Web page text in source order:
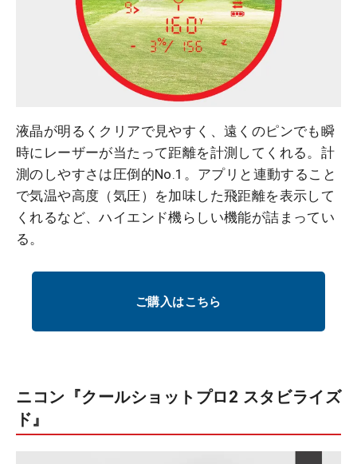
液晶が明るくクリアで見やすく、遠くのピンでも瞬
時にレーザーが当たって距離を計測してくれる。計
測のしやすさは圧倒的No.1。アプリと連動すること
で気温や高度（気圧）を加味した飛距離を表示して
くれるなど、ハイエンド機らしい機能が詰まってい
る。
ご購入はこちら
ニコン『クールショットプロ2 スタビライズ
ド』